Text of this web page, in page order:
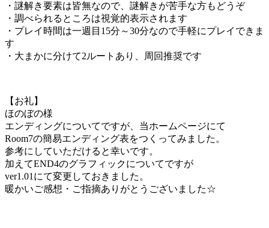
・謎解き要素は皆無なので、謎解きが苦手な方もどうぞ
・調べられるところは視覚的表示されます
・プレイ時間は一週目15分～30分なので手軽にプレイできま
す
・大まかに分けて2ルートあり、周回推奨です
【お礼】
ほのぼの様
エンディングについてですが、当ホームページにて
Room7の簡易エンディング表をつくってみました。
参考にしていただけると幸いです。
加えてEND4のグラフィックについてですが
ver1.01にて変更しておきました。
暖かいご感想・ご指摘ありがとうございました☆